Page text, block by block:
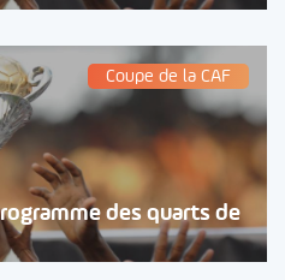
Coupe de la CAF
des quarts de